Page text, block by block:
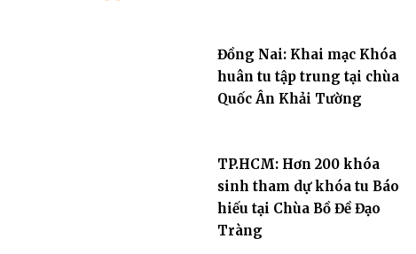
Đồng Nai: Khai mạc Khóa
huân tu tập trung tại chùa
Quốc Ân Khải Tường
TP.HCM: Hơn 200 khóa
sinh tham dự khóa tu Báo
hiếu tại Chùa Bồ Đề Đạo
Tràng